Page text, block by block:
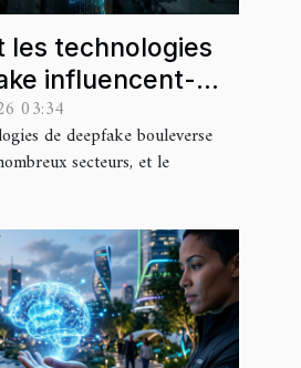
les technologies
influencent-
financier ?
03:34
de deepfake bouleverse
secteurs, et le